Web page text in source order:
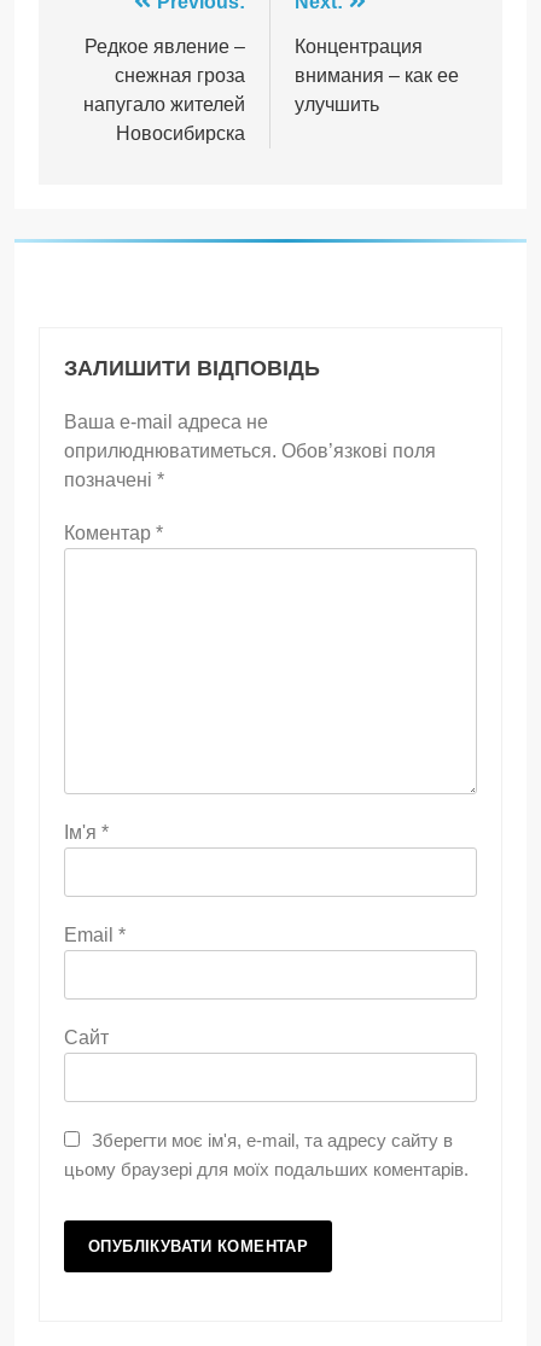
Навігація
записів
Редкое явление –
снежная гроза
напугало жителей
Новосибирска
Концентрация
внимания – как ее
улучшить
ЗАЛИШИТИ ВІДПОВІДЬ
Ваша e-mail адреса не
оприлюднюватиметься. Обов’язкові поля
позначені *
Коментар *
Ім'я *
Email *
Сайт
Зберегти моє ім'я, e-mail, та адресу сайту в
цьому браузері для моїх подальших коментарів.